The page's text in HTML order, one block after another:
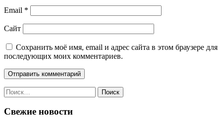
Email *
Сайт
Сохранить моё имя, email и адрес сайта в этом браузере для
последующих моих комментариев.
Свежие новости